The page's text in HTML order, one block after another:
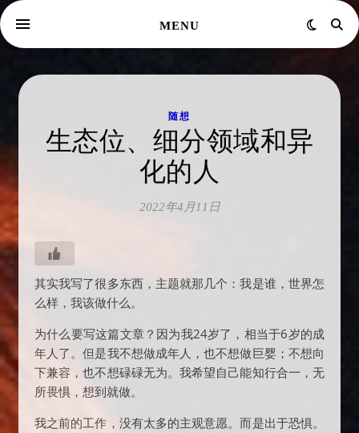
MENU
随想
生态位、细分领域和异
化的人
2022年4月11日
其实我写了很多东西，主题就那几个：我是谁，世界怎
么样，我该做什么。
为什么要写这篇文章？因为我24岁了，相当于6岁的成
年人了。但是我不想做成年人，也不想做巨婴；不想向
下兼容，也不想碌碌无为。我希望自己能知行合一，无
所畏惧，想到就做。
我之前的工作，没有太多的主观意愿。而是出于恐惧。